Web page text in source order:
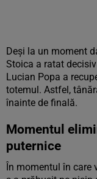
Deși la un moment
Stoica a ratat
Lucian Popa a
totemul. Astfel,
înainte de finală.
Momentul
puternice
În momentul în care